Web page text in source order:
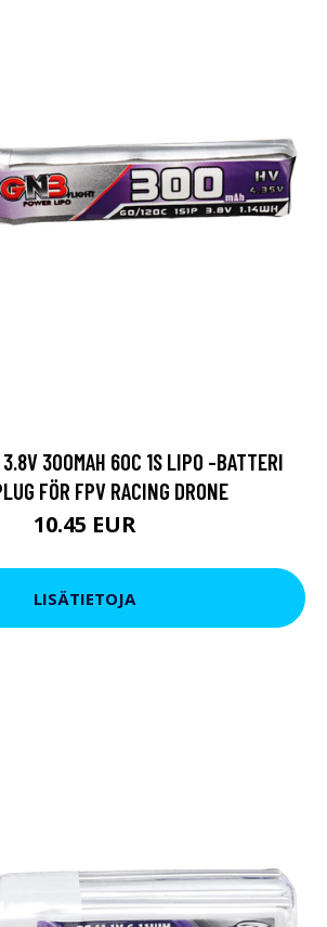
3.8V 300MAH 60C 1S LIPO -BATTERI
FÖR FPV RACING DRONE
10.45 EUR
LISÄTIETOJA